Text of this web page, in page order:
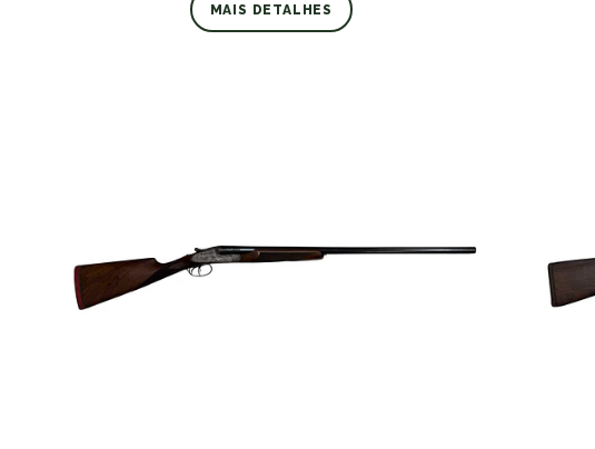
MAIS DETALHES